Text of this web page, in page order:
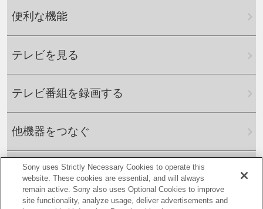
便利な機能
テレビを見る
テレビ番組を録画する
他機器をつなぐ
ネットワークにつないで楽しむ
Sony uses Strictly Necessary Cookies to operate this
website. These cookies are essential, and will always
remain active. Sony also uses Optional Cookies to improve
site functionality, analyze usage, deliver advertisements and